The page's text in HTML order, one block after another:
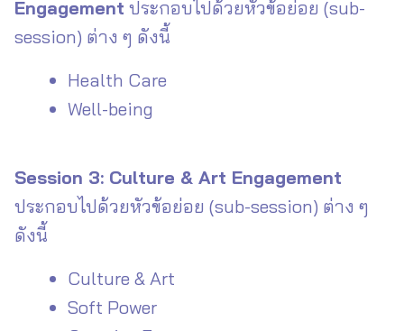
Engagement ประกอบไปด้วยหัวข้อย่อย (sub-
session) ต่าง ๆ ดังนี้
Health Care
Well-being
Session 3: Culture & Art Engagement
ประกอบไปด้วยหัวข้อย่อย (sub-session) ต่าง ๆ
ดังนี้
Culture & Art
Soft Power